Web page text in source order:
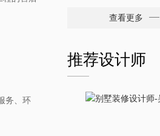
务、环
查看更多
推荐设计师